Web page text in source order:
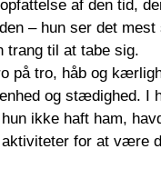
af den tid,
– hun ser det mest
til at tabe sig.
på tro, håb og
og stædighed. I
ikke haft ham,
for at være